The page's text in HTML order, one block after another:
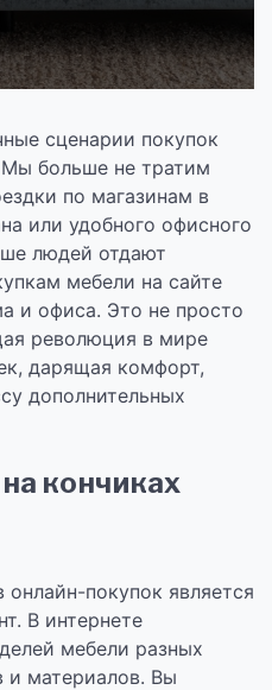
сценарии покупок
больше не тратим
по магазинам в
или удобного офисного
людей отдают
мебели на сайте
и офиса. Это не просто
революция в мире
дарящая комфорт,
дополнительных
кончиках
покупок является
В интернете
мебели разных
и материалов. Вы